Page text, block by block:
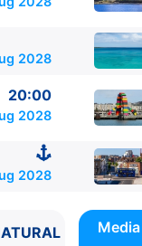
2028
20:00
2028
2028